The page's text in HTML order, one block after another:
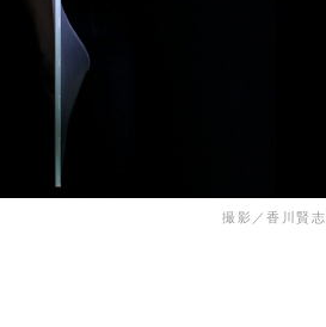
撮影／香川賢志